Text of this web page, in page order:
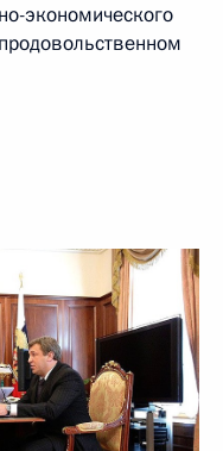
экономического